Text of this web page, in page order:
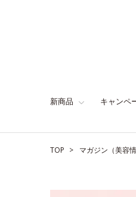
新商品 キャンペ
TOP マガジン（美容